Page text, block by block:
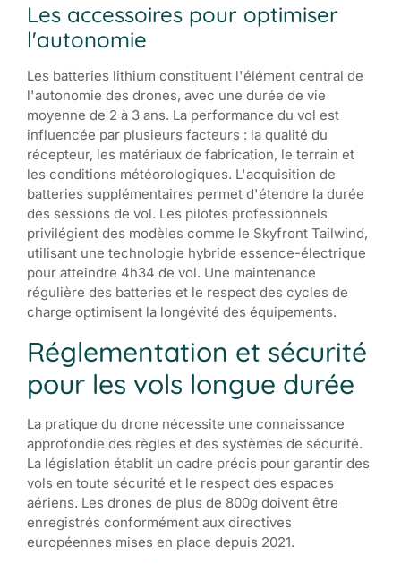
Les accessoires pour optimiser
l'autonomie
Les batteries lithium constituent l'élément central de
l'autonomie des drones, avec une durée de vie
moyenne de 2 à 3 ans. La performance du vol est
influencée par plusieurs facteurs : la qualité du
récepteur, les matériaux de fabrication, le terrain et
les conditions météorologiques. L'acquisition de
batteries supplémentaires permet d'étendre la durée
des sessions de vol. Les pilotes professionnels
privilégient des modèles comme le Skyfront Tailwind,
utilisant une technologie hybride essence-électrique
pour atteindre 4h34 de vol. Une maintenance
régulière des batteries et le respect des cycles de
charge optimisent la longévité des équipements.
Réglementation et sécurité
pour les vols longue durée
La pratique du drone nécessite une connaissance
approfondie des règles et des systèmes de sécurité.
La législation établit un cadre précis pour garantir des
vols en toute sécurité et le respect des espaces
aériens. Les drones de plus de 800g doivent être
enregistrés conformément aux directives
européennes mises en place depuis 2021.